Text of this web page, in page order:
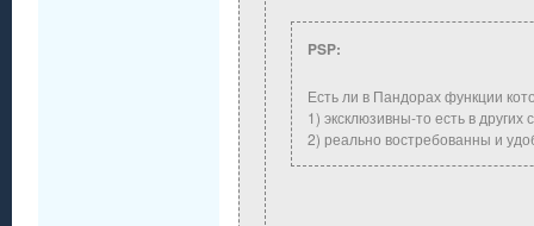
PSP:
Есть ли в Пандорах функции
1) эксклюзивны-то есть в других
2) реально востребованны и